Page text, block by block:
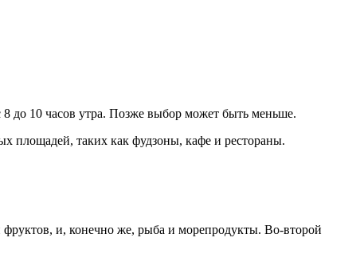
до 10 часов утра. Позже выбор может быть меньше.
площадей, таких как фудзоны, кафе и рестораны.
и, конечно же, рыба и морепродукты. Во-второй